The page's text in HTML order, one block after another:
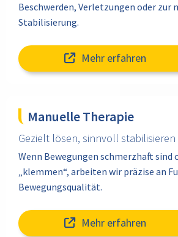
Beschwerden, Verletzungen oder zur
Stabilisierung.
Mehr erfahren
Manuelle Therapie
Gezielt lösen, sinnvoll stabilisieren
Wenn Bewegungen schmerzhaft sind
„klemmen“, arbeiten wir präzise an
Bewegungsqualität.
Mehr erfahren